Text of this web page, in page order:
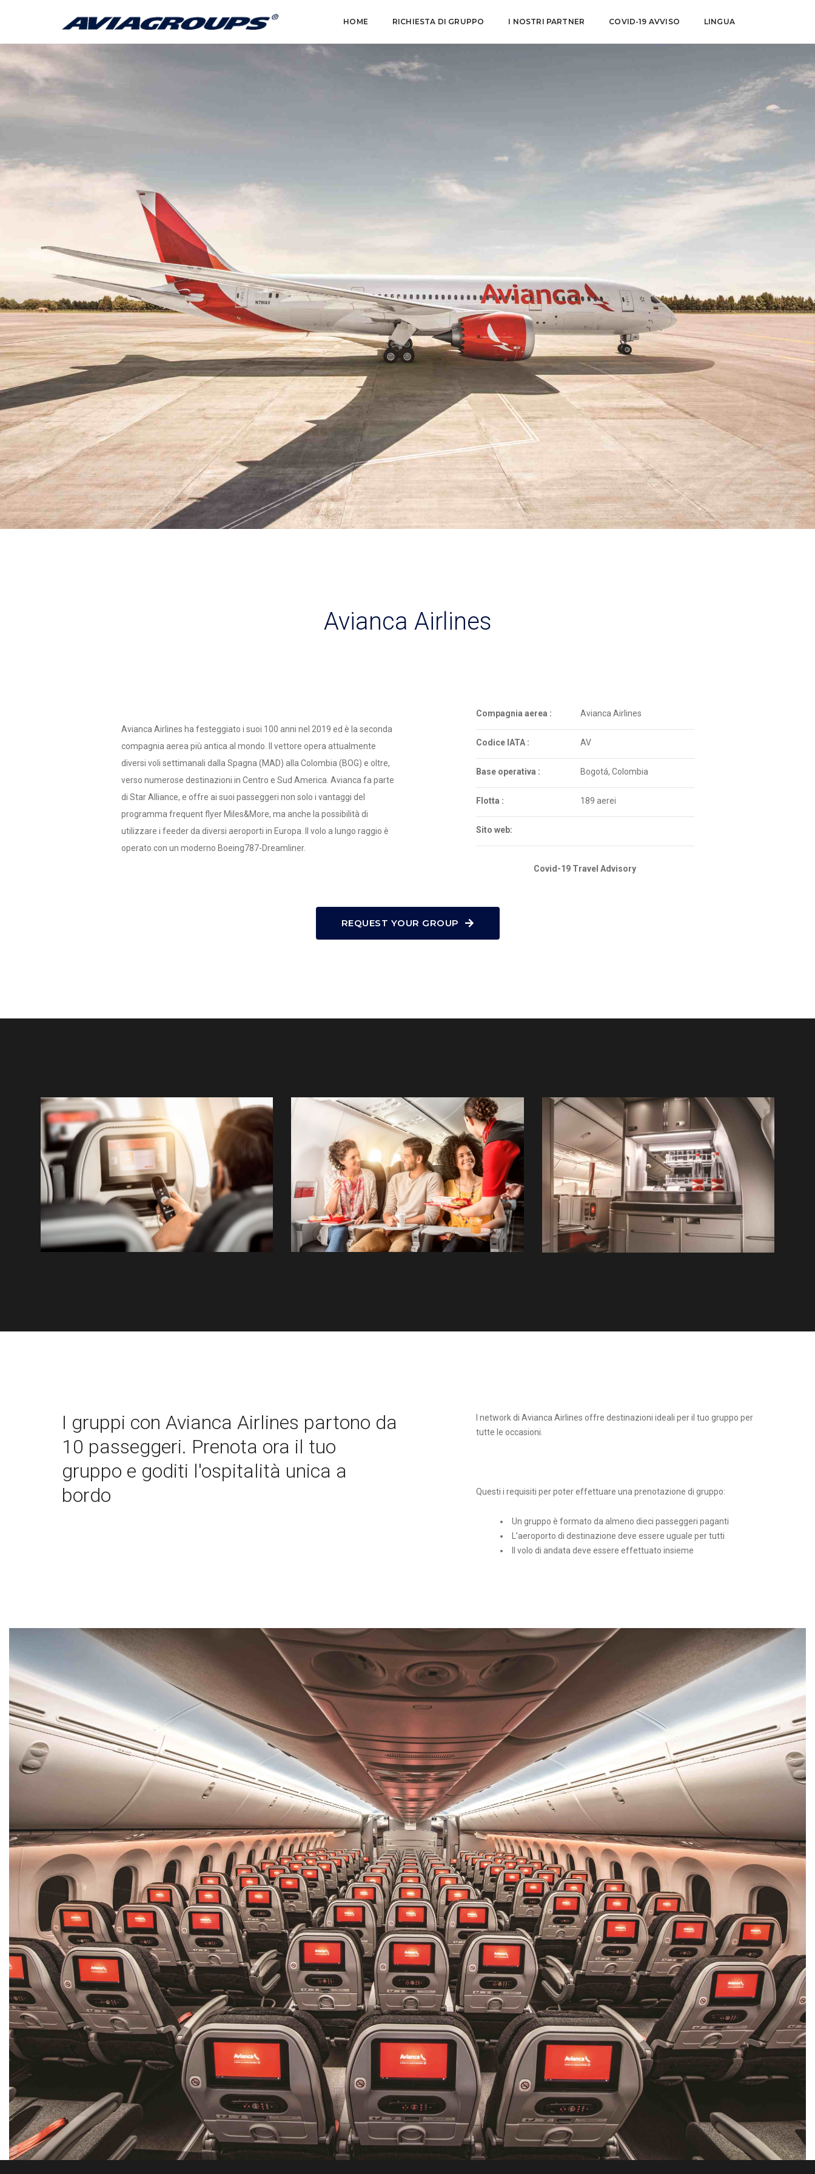
HOME RICHIESTA DI GRUPPO I NOSTRI PARTNER COVID-19 AVVISO LINGUA
Avianca Airlines
Avianca Airlines ha festeggiato i suoi 100 anni nel 2019 ed è la seconda
compagnia aerea più antica al mondo. Il vettore opera attualmente
diversi voli settimanali dalla Spagna (MAD) alla Colombia (BOG) e oltre,
verso numerose destinazioni in Centro e Sud America. Avianca fa parte
di Star Alliance, e offre ai suoi passeggeri non solo i vantaggi del
programma frequent flyer Miles&More, ma anche la possibilità di
utilizzare i feeder da diversi aeroporti in Europa. Il volo a lungo raggio è
operato con un moderno Boeing787-Dreamliner.
Compagnia aerea : Avianca Airlines
Codice IATA : AV
Base operativa : Bogotá, Colombia
Flotta : 189 aerei
Sito web:
Covid-19 Travel Advisory
REQUEST YOUR GROUP
I gruppi con Avianca Airlines partono da
10 passeggeri. Prenota ora il tuo
gruppo e goditi l'ospitalità unica a
bordo
I network di Avianca Airlines offre destinazioni ideali per il tuo gruppo per
tutte le occasioni.
Questi i requisiti per poter effettuare una prenotazione di gruppo:
Un gruppo è formato da almeno dieci passeggeri paganti
L’aeroporto di destinazione deve essere uguale per tutti
Il volo di andata deve essere effettuato insieme